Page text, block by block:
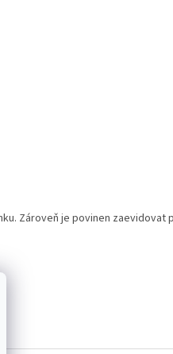
Zároveň je povinen zaevidovat